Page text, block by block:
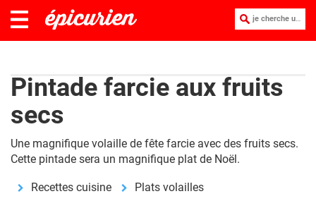
je cherche une recette :
Pintade farcie aux fruits
secs
Une magnifique volaille de fête farcie avec des fruits secs.
Cette pintade sera un magnifique plat de Noël.
Recettes cuisine Plats volailles